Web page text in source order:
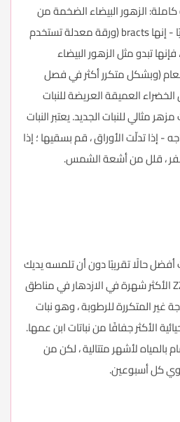
كاملة: الزهور البيضاء الضخمة من
Peace Lily ليست زهورًا تقنيًا - إنها bracts (ورقة معدلة تستخدم
تبدو مثل الزهور البيضاء
(وبشكل متكرر أكثر في فصل
الخضراء العميقة العريضة للنبات
مثالي للنبات الجديد. يعتبر النبات
- إذا تدلّت الأوراق ، قم بسقيها ؛ إذا
، قلل من أشعة الشمس.
أفضل حالًا تقريبًا دون أن تلمسه يديك
الحمقاء. تقريبا . يعتبر نبات ZZ الأكثر شهرة في الازدهار في مناطق
غير المتكررة للرطوبة ، وهو نبات
الأكثر جفافًا من نباتات ابن عمها.
لأشهر متتالية ، لكن من
كل أسبوعين.